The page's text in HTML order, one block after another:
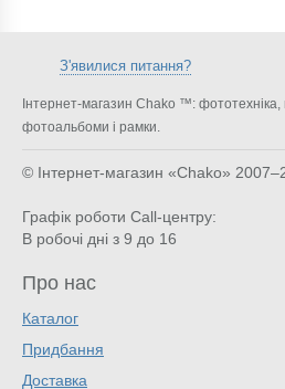
З'явилися питання?
Інтернет-магазин Chako ™: фототехніка,
фотоальбоми і рамки.
© Інтернет-магазин «Chako»
Графік роботи Call-центру:
В робочі дні з 9 до 16
Про нас
Каталог
Придбання
Доставка